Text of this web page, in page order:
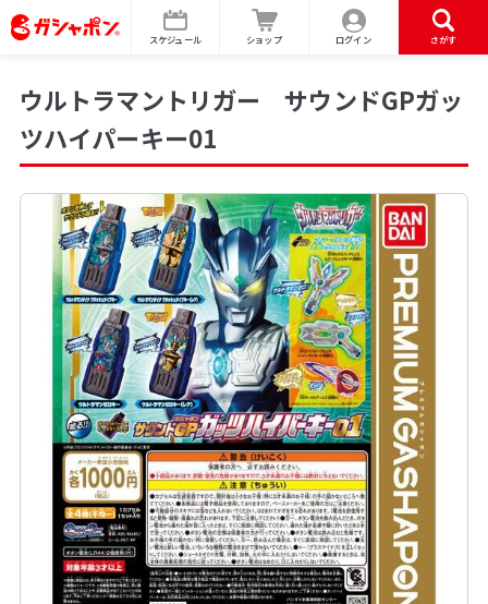
スケジュール ショップ ログイン さがす
ウルトラマントリガー サウンドGPガッ
ツハイパーキー01